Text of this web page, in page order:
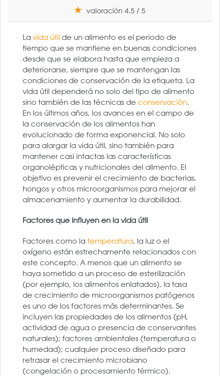
valoración 4.5 / 5
La vida útil de un alimento es el periodo de
tiempo que se mantiene en buenas condiciones
desde que se elabora hasta que empieza a
deteriorarse, siempre que se mantengan las
condiciones de conservación de la etiqueta. La
vida útil dependerá no solo del tipo de alimento
sino también de las técnicas de conservación.
En los últimos años, los avances en el campo de
la conservación de los alimentos han
evolucionado de forma exponencial. No solo
para alargar la vida útil, sino también para
mantener casi intactas las características
organolépticas y nutricionales del alimento. El
objetivo es prevenir el crecimiento de bacterias,
hongos y otros microorganismos para mejorar el
almacenamiento y aumentar la durabilidad.
Factores que influyen en la vida útil
Factores como la temperatura, la luz o el
oxígeno están estrechamente relacionados con
este concepto. A menos que un alimento se
haya sometido a un proceso de esterilización
(por ejemplo, los alimentos enlatados), la tasa
de crecimiento de microorganismos patógenos
es uno de los factores más determinantes. Se
incluyen las propiedades de los alimentos (pH,
actividad de agua o presencia de conservantes
naturales); factores ambientales (temperatura o
humedad); cualquier proceso diseñado para
retrasar el crecimiento microbiano
(congelación o procesamiento térmico).